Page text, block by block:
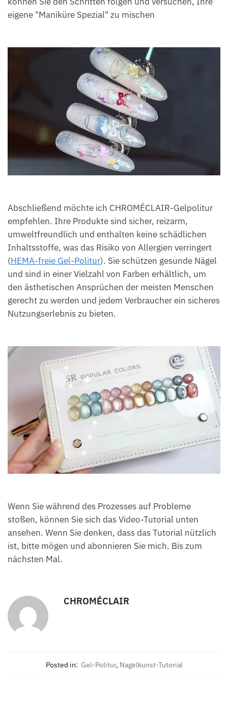
eigene "Maniküre Spezial" zu mischen
Abschließend möchte ich CHROMÉCLAIR-Gelpolitur
empfehlen. Ihre Produkte sind sicher, reizarm,
umweltfreundlich und enthalten keine schädlichen
Inhaltsstoffe, was das Risiko von Allergien verringert
(HEMA-freie Gel-Politur). Sie schützen gesunde Nägel
und sind in einer Vielzahl von Farben erhältlich, um
den ästhetischen Ansprüchen der meisten Menschen
gerecht zu werden und jedem Verbraucher ein sicheres
Nutzungserlebnis zu bieten.
Wenn Sie während des Prozesses auf Probleme
stoßen, können Sie sich das Video-Tutorial unten
ansehen. Wenn Sie denken, dass das Tutorial nützlich
ist, bitte mögen und abonnieren Sie mich. Bis zum
nächsten Mal.
CHROMÉCLAIR
Posted in: Gel-Politur, Nagelkunst-Tutorial